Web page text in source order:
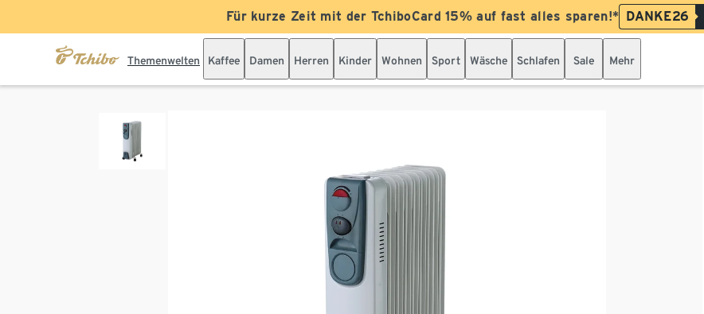
Für kurze Zeit mit der TchiboCard 15% auf fast alles sparen!* DANKE26
Themenwelten Kaffee Damen Herren Kinder Wohnen Sport Wäsche Schlafen Sale Mehr